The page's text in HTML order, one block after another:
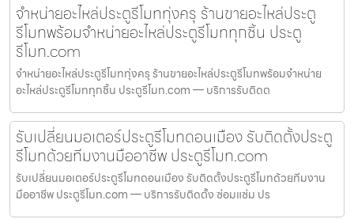
จำหน่ายอะไหล่ประตูรีโมททุ่งครุ ร้านขายอะไหล่ประตู
รีโมทพร้อมจำหน่ายอะไหล่ประตูรีโมททุกชิ้น ประตู
รีโมท.com
จำหน่ายอะไหล่ประตูรีโมททุ่งครุ ร้านขายอะไหล่ประตูรีโมทพร้อมจำหน่าย
อะไหล่ประตูรีโมททุกชิ้น ประตูรีโมท.com — บริการรับติดต
รับเปลี่ยนมอเตอร์ประตูรีโมทดอนเมือง รับติดตั้งประตู
รีโมทด้วยทีมงานมืออาชีพ ประตูรีโมท.com
รับเปลี่ยนมอเตอร์ประตูรีโมทดอนเมือง รับติดตั้งประตูรีโมทด้วยทีมงาน
มืออาชีพ ประตูรีโมท.com — บริการรับติดตั้ง ซ่อมแซ่ม ปร